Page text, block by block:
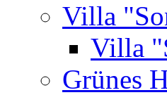
Villa
Villa
Grünes